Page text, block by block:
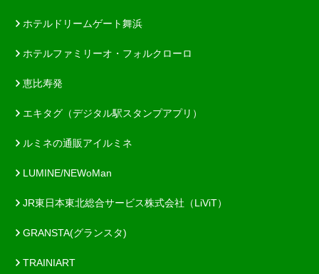
ホテルドリームゲート舞浜
ホテルファミリーオ・フォルクローロ
恵比寿発
エキタグ（デジタル駅スタンプアプリ）
ルミネの通販アイルミネ
LUMINE/NEWoMan
JR東日本東北総合サービス株式会社（LiViT）
GRANSTA(グランスタ)
TRAINIART